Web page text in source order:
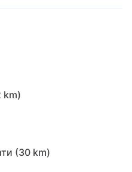
km)
(30 km)